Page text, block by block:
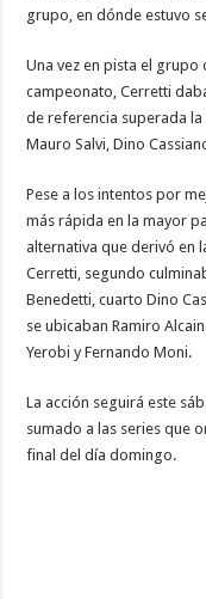
grupo, en dónde estuvo
Una vez en pista el
campeonato, Cerretti
de referencia superada
Mauro Salvi, Dino
Pese a los intentos por
más rápida en la mayor
alternativa que derivó en
Cerretti, segundo
Benedetti, cuarto Dino
se ubicaban Ramiro
Yerobi y Fernando Moni.
La acción seguirá este
sumado a las series que
final del día domingo.